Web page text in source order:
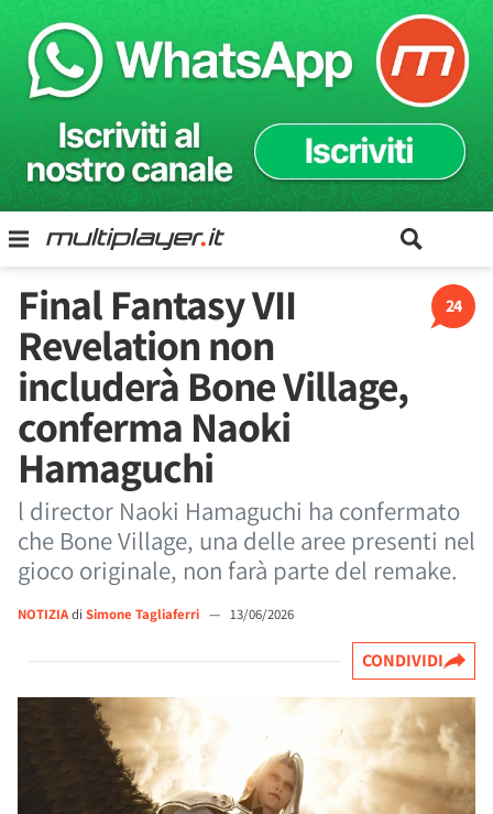
24
Final Fantasy VII
Revelation non
includerà Bone Village,
conferma Naoki
Hamaguchi
l director Naoki Hamaguchi ha confermato
che Bone Village, una delle aree presenti nel
gioco originale, non farà parte del remake.
NOTIZIAdi Simone Tagliaferri — 13/06/2026
CONDIVIDI